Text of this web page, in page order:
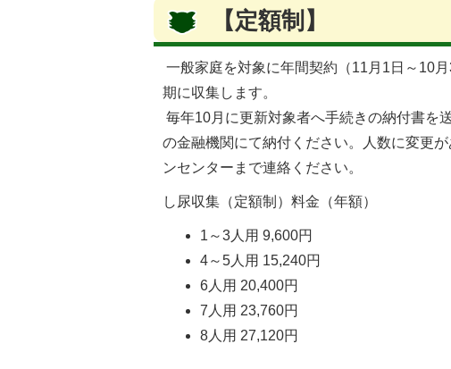
【定額制】
一般家庭を対象に年間契約（11月1日～10
期に収集します。
毎年10月に更新対象者へ手続きの納付書を
の金融機関にて納付ください。人数に変更
ンセンターまで連絡ください。
し尿収集（定額制）料金（年額）
1～3人用 9,600円
4～5人用 15,240円
6人用 20,400円
7人用 23,760円
8人用 27,120円